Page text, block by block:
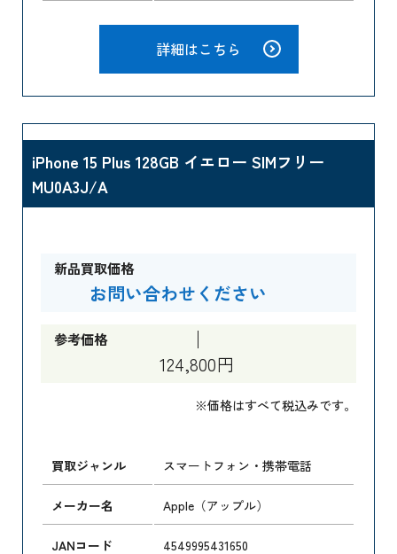
詳細はこちら
iPhone 15 Plus 128GB イエロー SIMフリー
MU0A3J/A
新品買取価格
お問い合わせください
参考価格
124,800円
※価格はすべて税込みです。
買取ジャンル スマートフォン・携帯電話
メーカー名 Apple（アップル）
JANコード 4549995431650